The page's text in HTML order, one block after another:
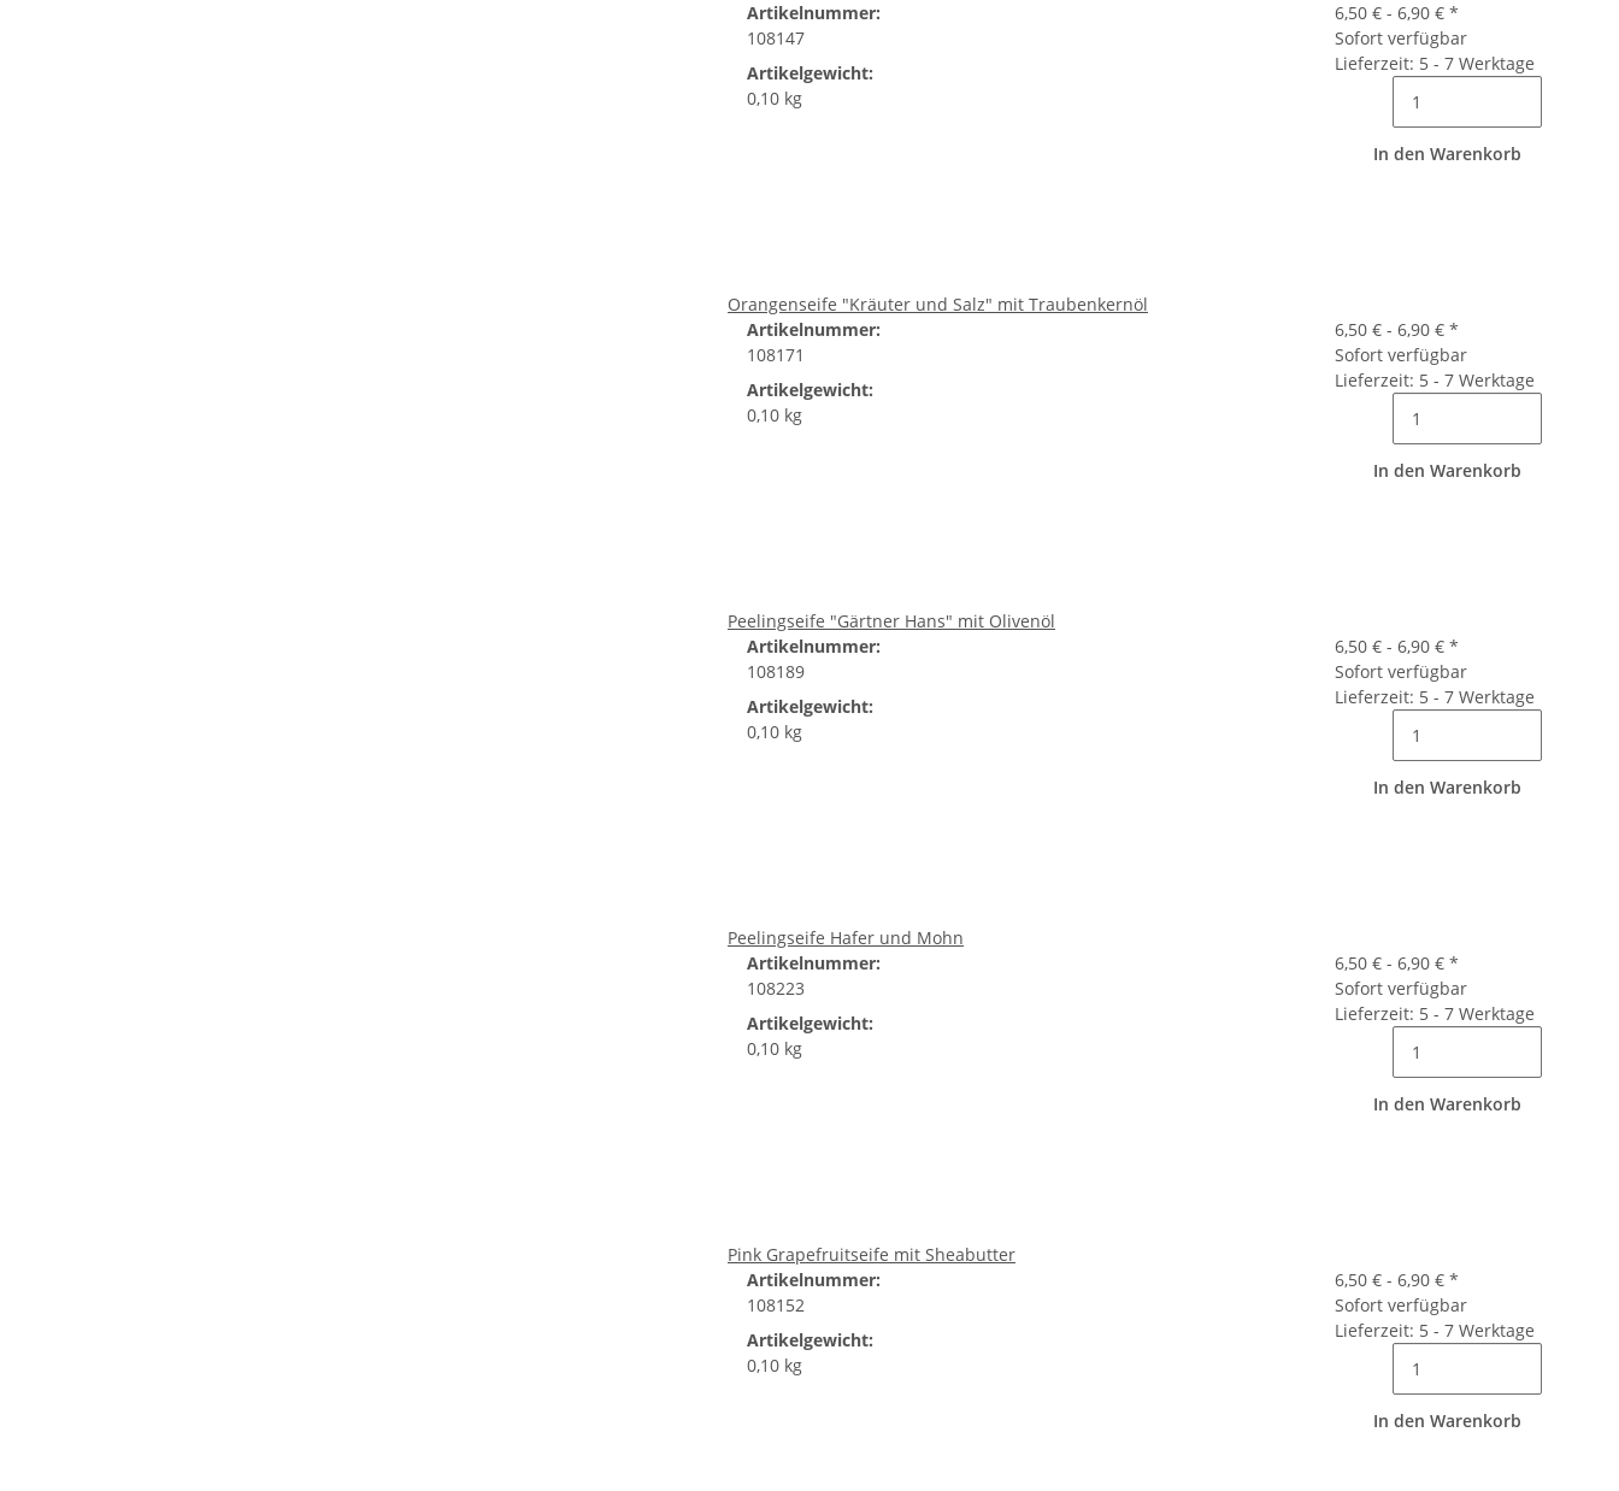
Artikelnummer:
108147
Artikelgewicht:
0,10 kg
6,50 € - 6,90 € *
Sofort verfügbar
Lieferzeit: 5 - 7 Werktage
In den Warenkorb
Orangenseife "Kräuter und Salz" mit Traubenkernöl
Artikelnummer:
108171
Artikelgewicht:
0,10 kg
6,50 € - 6,90 € *
Sofort verfügbar
Lieferzeit: 5 - 7 Werktage
In den Warenkorb
Peelingseife "Gärtner Hans" mit Olivenöl
Artikelnummer:
108189
Artikelgewicht:
0,10 kg
6,50 € - 6,90 € *
Sofort verfügbar
Lieferzeit: 5 - 7 Werktage
In den Warenkorb
Peelingseife Hafer und Mohn
Artikelnummer:
108223
Artikelgewicht:
0,10 kg
6,50 € - 6,90 € *
Sofort verfügbar
Lieferzeit: 5 - 7 Werktage
In den Warenkorb
Pink Grapefruitseife mit Sheabutter
Artikelnummer:
108152
Artikelgewicht:
0,10 kg
6,50 € - 6,90 € *
Sofort verfügbar
Lieferzeit: 5 - 7 Werktage
In den Warenkorb